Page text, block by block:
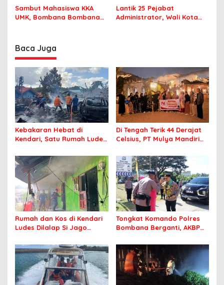
Perlu Lagi ke Kendari
Sekolah dengan Aman
Sambut Mahasiswa KKA
UMK, Bombana Bombana
Lantik 25 Pejabat
Administrator, Wali Kota
Baca Juga
Kebakaran Hebat di
Kendari, Satu Rumah Ludes
Di Tengah Terik 44 Derajat
Celsius, PT Mulya Mandiri
Jamaah Tetap Sehat dan
Nyaman Beribadah
Rumah dan Kos di Kendari
Ludes Dilalap Si Jago
Tongkat Komando Polres
Bombana Berganti, AKBP
Kepolisian Bombana